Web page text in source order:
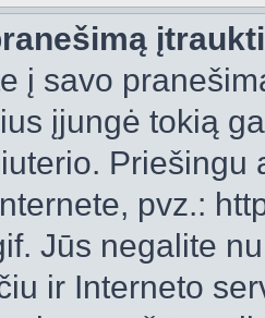
į savo
įjungė tokią
pvz.:
Jūs negalite
ir Interneto